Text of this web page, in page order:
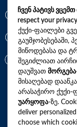
*7770
+(995)32 2 800
info@synevo.ge
2021 – 2026
ჩვენ პატივს
respect your
ქუქი-ფაილები
გაუმჯობესებაში,
მიწოდებასა და
შეგიძლიათ
დაუშვათ მორგება
მისაღებად
არასაჭირო
უარყოფა-ზე.
deliver
choose which